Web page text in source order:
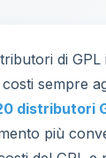
di GPL
sempre
distributori
più